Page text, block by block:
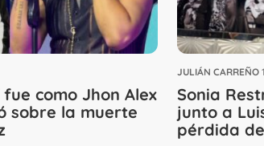
como Jhon Alex
sobre la muerte
JULIÁN CARREÑO
Sonia
junto a
pérdida